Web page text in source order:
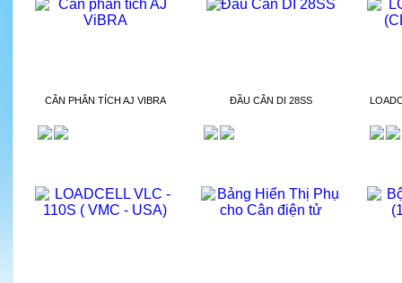
CÂN PHÂN TÍCH AJ VIBRA ĐẦU CÂN DI 28SS